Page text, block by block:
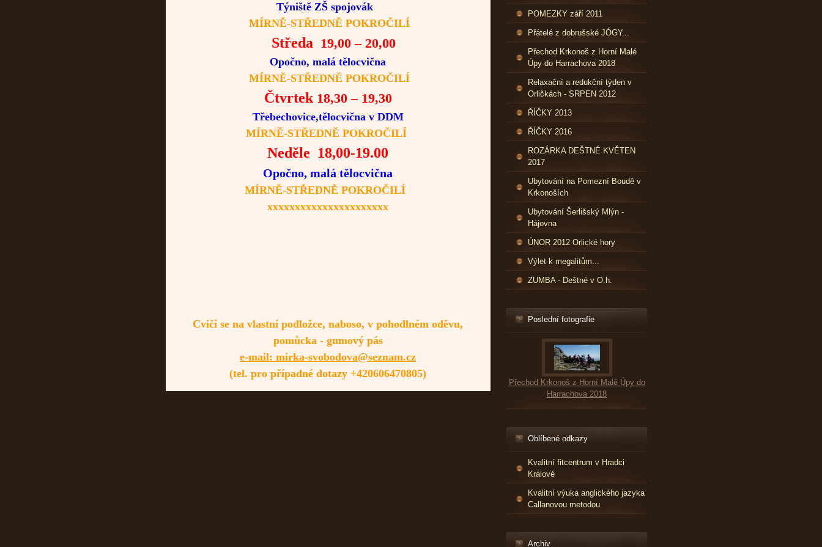
Týniště ZŠ spojovák
MÍRNĚ-STŘEDNĚ POKROČILÍ
Středa 19,00 – 20,00
Opočno, malá tělocvična
MÍRNĚ-STŘEDNĚ POKROČILÍ
Čtvrtek 18,30 – 19,30
Třebechovice,tělocvična v DDM
MÍRNĚ-STŘEDNĚ POKROČILÍ
Neděle 18,00-19.00
Opočno, malá tělocvična
MÍRNĚ-STŘEDNĚ POKROČILÍ
xxxxxxxxxxxxxxxxxxxxxx
Cvičí se na vlastní podložce, naboso, v pohodlném oděvu,
pomůcka - gumový pás
e-mail: mirka-svobodova@seznam.cz
(tel. pro případné dotazy +420606470805)
POMEZKY září 2011
Přátelé z dobrušské JÓGY...
Přechod Krkonoš z Horní Malé
Úpy do Harrachova 2018
Relaxační a redukční týden v
Orličkách - SRPEN 2012
ŘÍČKY 2013
ŘÍČKY 2016
ROZÁRKA DEŠTNÉ KVĚTEN
2017
Ubytování na Pomezní Boudě v
Krkonoších
Ubytování Šerlišský Mlýn -
Hájovna
ÚNOR 2012 Orlické hory
Výlet k megalitům...
ZUMBA - Deštné v O.h.
Poslední fotografie
Přechod Krkonoš z Horní Malé Úpy do
Harrachova 2018
Oblíbené odkazy
Kvalitní fitcentrum v Hradci
Králové
Kvalitní výuka anglického jazyka
Callanovou metodou
Archiv